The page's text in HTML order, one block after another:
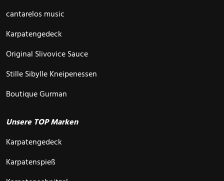
cantarelos music
Karpatengedeck
Original Slivovice Sauce
Stille Sibylle Kneipenessen
Boutique Gurman
Unsere TOP Marken
Karpatengedeck
Karpatenspieß